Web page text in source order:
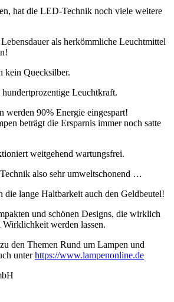
hat die LED-Technik noch viele weitere
als herkömmliche Leuchtmittel
kein Quecksilber.
Leuchtkraft.
werden 90% Energie eingespart!
beträgt die Ersparnis immer noch satte
weitgehend wartungsfrei.
also sehr umweltschonend …
lange Haltbarkeit auch den Geldbeutel!
und schönen Designs, die wirklich
werden lassen.
den Themen Rund um Lampen und
unterhttps://www.lampenonline.de